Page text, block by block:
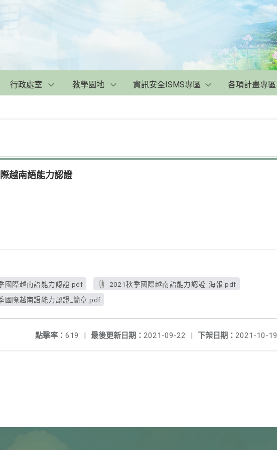
行政處室 教學園地 資訊安全ISMS專區 各項計畫專區
越南語能力認證
國際越南語能力認證.pdf
2021秋季國際越南語能力認證_海報.pdf
國際越南語能力認證_簡章.pdf
下架日期： 2021-10-19
最後更新日期： 2021-09-22 |
點擊率： 619 |